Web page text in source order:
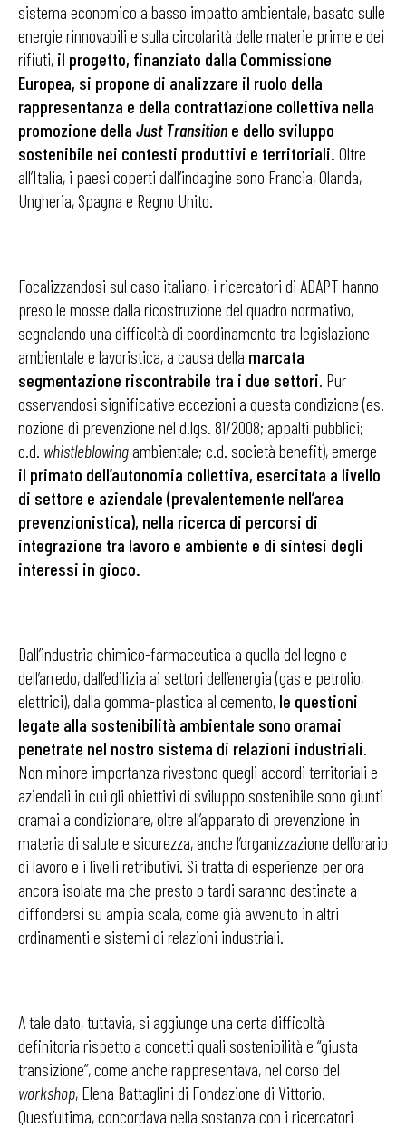
sistema economico a basso impatto ambientale, basato sulle
energie rinnovabili e sulla circolarità delle materie prime e dei
rifiuti, il progetto, finanziato dalla Commissione
Europea, si propone di analizzare il ruolo della
rappresentanza e della contrattazione collettiva nella
promozione della Just Transition e dello sviluppo
sostenibile nei contesti produttivi e territoriali. Oltre
all’Italia, i paesi coperti dall’indagine sono Francia, Olanda,
Ungheria, Spagna e Regno Unito.
Focalizzandosi sul caso italiano, i ricercatori di ADAPT hanno
preso le mosse dalla ricostruzione del quadro normativo,
segnalando una difficoltà di coordinamento tra legislazione
ambientale e lavoristica, a causa della marcata
segmentazione riscontrabile tra i due settori. Pur
osservandosi significative eccezioni a questa condizione (es.
nozione di prevenzione nel d.lgs. 81/2008; appalti pubblici;
c.d. whistleblowing ambientale; c.d. società benefit), emerge
il primato dell’autonomia collettiva, esercitata a livello
di settore e aziendale (prevalentemente nell’area
prevenzionistica), nella ricerca di percorsi di
integrazione tra lavoro e ambiente e di sintesi degli
interessi in gioco.
Dall’industria chimico-farmaceutica a quella del legno e
dell’arredo, dall’edilizia ai settori dell’energia (gas e petrolio,
elettrici), dalla gomma-plastica al cemento, le questioni
legate alla sostenibilità ambientale sono oramai
penetrate nel nostro sistema di relazioni industriali.
Non minore importanza rivestono quegli accordi territoriali e
aziendali in cui gli obiettivi di sviluppo sostenibile sono giunti
oramai a condizionare, oltre all’apparato di prevenzione in
materia di salute e sicurezza, anche l’organizzazione dell’orario
di lavoro e i livelli retributivi. Si tratta di esperienze per ora
ancora isolate ma che presto o tardi saranno destinate a
diffondersi su ampia scala, come già avvenuto in altri
ordinamenti e sistemi di relazioni industriali.
A tale dato, tuttavia, si aggiunge una certa difficoltà
definitoria rispetto a concetti quali sostenibilità e “giusta
transizione”, come anche rappresentava, nel corso del
workshop, Elena Battaglini di Fondazione di Vittorio.
Quest’ultima, concordava nella sostanza con i ricercatori